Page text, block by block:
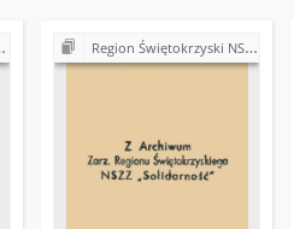
Region Świętokrzyski NSZZ "Solidarność". Delegatura Starachowice